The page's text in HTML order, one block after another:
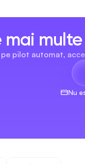
pe pilot automat,
Nu